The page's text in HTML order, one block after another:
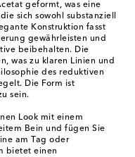
geformt, was eine
sich sowohl substanziell
Konstruktion fasst
gewährleisten und
beibehalten. Die
was zu klaren Linien und
des reduktiven
Die Form ist
sein.
Look mit einem
Bein und fügen Sie
am Tag oder
bietet einen